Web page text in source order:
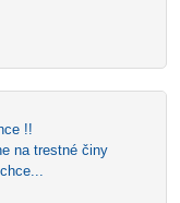
!!
na trestné činy